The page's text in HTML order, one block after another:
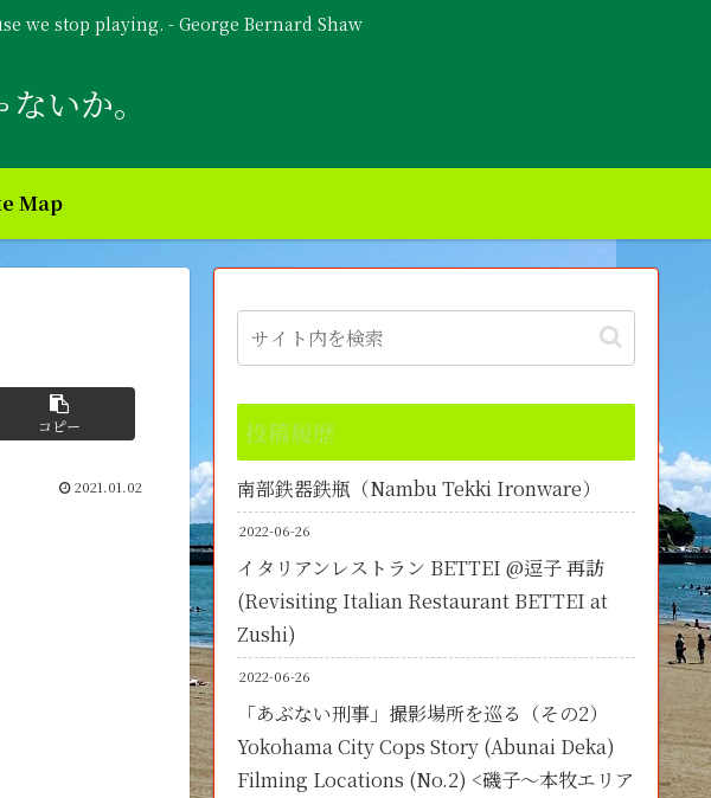
we stop playing. - George Bernard Shaw
いか。
Map
コピー
2021.01.02
投稿履歴
南部鉄器鉄瓶（Nambu Tekki Ironware）
2022-06-26
イタリアンレストラン BETTEI @逗子 再訪
(Revisiting Italian Restaurant BETTEI at
Zushi)
2022-06-26
「あぶない刑事」撮影場所を巡る（その2）
Yokohama City Cops Story (Abunai Deka)
Filming Locations (No.2) <磯子～本牧エリア